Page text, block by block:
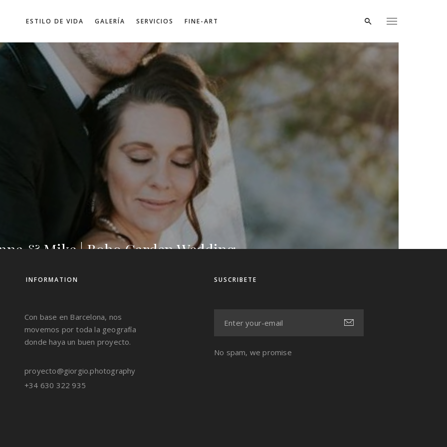
ESTILO DE VIDA GALERÍA SERVICIOS FINE-ART
& Mike | Boho Garden Wedding
& Mike | Boho Garden Wedding
& Mike | Boho Garden Wedding
INFORMATION
Con base en Barcelona, nos
movemos por toda la geografía
donde haya un buen proyecto.
proyecto@giorgio.photography
+34 630 322 935
SUSCRIBETE
No spam, we promise